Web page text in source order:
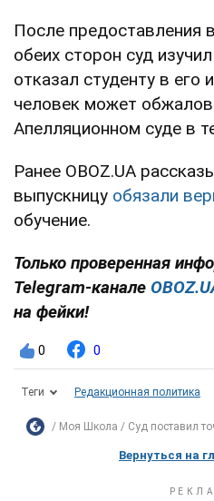
После предоставления
обеих сторон суд
отказал студенту в его
человек может
Апелляционном суде в
Ранее OBOZ.UA
выпускницу обязали
обучение.
Только проверенная
Telegram-канале
на фейки!
0 0
Теги Редакционная политика
Моя Школа Суд поставил
Вернуться на